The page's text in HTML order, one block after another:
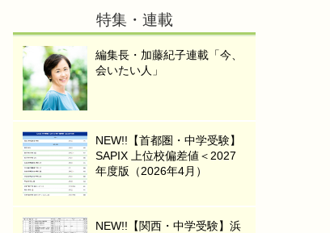
特集・連載
編集長・加藤紀子連載「今、
会いたい人」
NEW!!【首都圏・中学受験】
SAPIX 上位校偏差値＜2027
年度版（2026年4月）
NEW!!【関西・中学受験】浜